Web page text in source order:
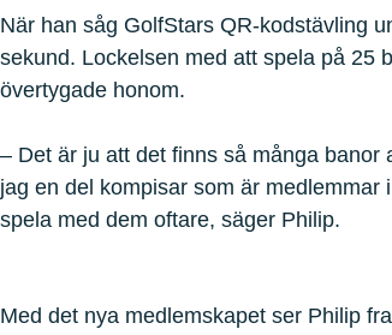
När han såg GolfStars QR-kodstävling
sekund. Lockelsen med att spela på 25
övertygade honom.
– Det är ju att det finns så många
jag en del kompisar som är
spela med dem oftare, säger Philip.
Med det nya medlemskapet ser Philip